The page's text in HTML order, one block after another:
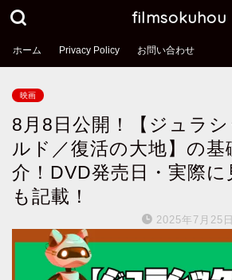
filmsokuhou
ホーム Privacy Policy お問い合わせ
映画
8月8日公開！【ジュラ
ルド／復活の大地】の基
介！DVD発売日・実際に
も記載！
2025年7月25日